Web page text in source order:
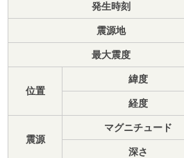
発生時刻
震源地
最大震度
位置
緯度
経度
震源
マグニチュード
深さ